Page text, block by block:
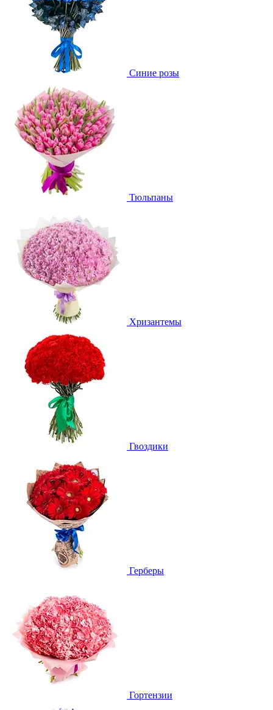
Синие розы
Тюльпаны
Хризантемы
Гвоздики
Герберы
Гортензии